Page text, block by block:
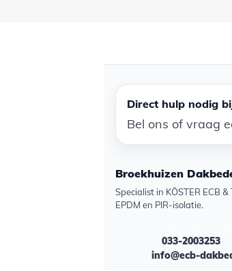
Direct hulp nodig
Bel ons of vraag
Broekhuizen
Specialist in KÖSTER ECB
EPDM en PIR-isolatie.
033-2003253
info@ecb-